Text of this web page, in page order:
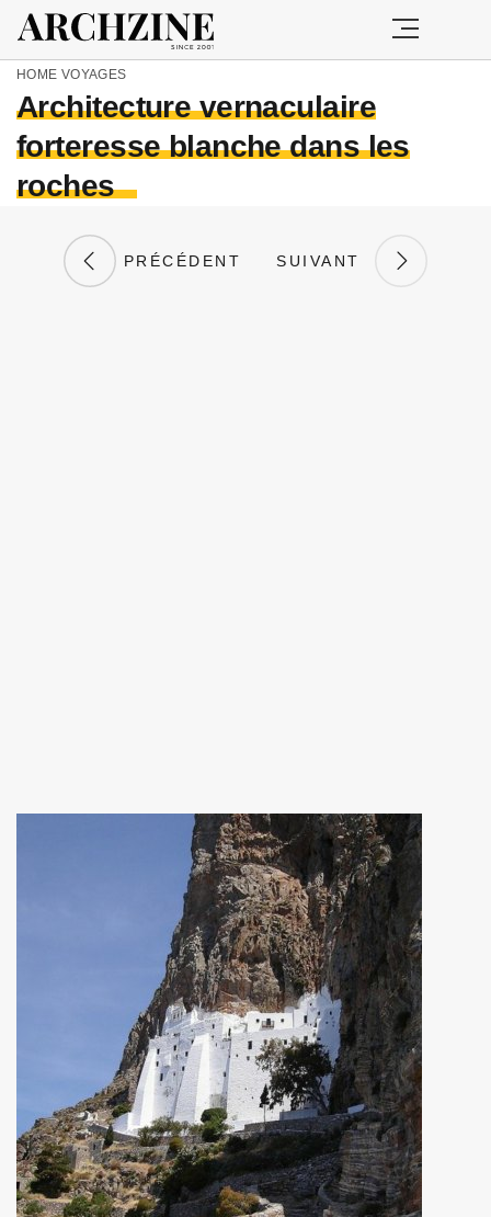
HOME VOYAGES
Architecture vernaculaire
forteresse blanche dans les
roches
PRÉCÉDENT SUIVANT